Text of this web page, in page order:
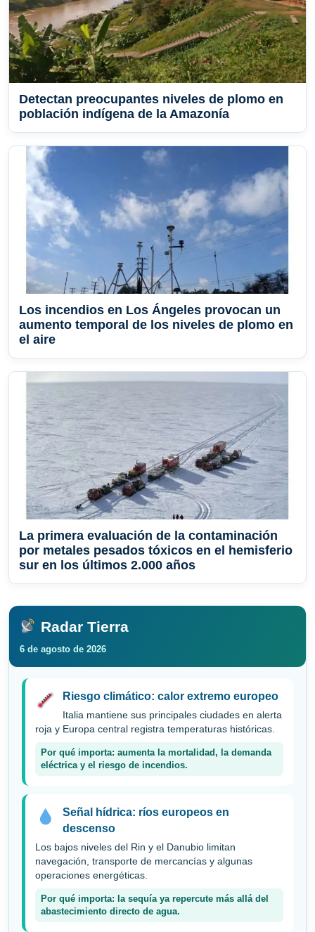
Detectan preocupantes niveles de plomo en
población indígena de la Amazonía
Los incendios en Los Ángeles provocan un
aumento temporal de los niveles de plomo en
el aire
La primera evaluación de la contaminación
por metales pesados ​​tóxicos en el hemisferio
sur en los últimos 2.000 años
Radar Tierra
6 de agosto de 2026
Riesgo climático: calor extremo europeo
Italia mantiene sus principales ciudades en alerta
roja y Europa central registra temperaturas históricas.
Por qué importa: aumenta la mortalidad, la demanda
eléctrica y el riesgo de incendios.
Señal hídrica: ríos europeos en
descenso
Los bajos niveles del Rin y el Danubio limitan
navegación, transporte de mercancías y algunas
operaciones energéticas.
Por qué importa: la sequía ya repercute más allá del
abastecimiento directo de agua.